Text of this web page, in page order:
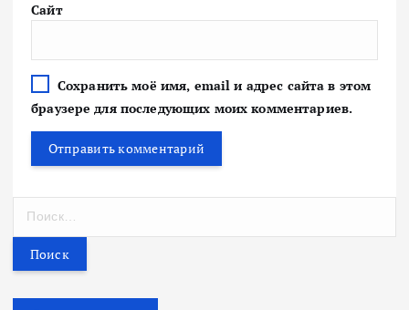
Сайт
Сохранить моё имя, email и адрес сайта в этом
браузере для последующих моих комментариев.
т